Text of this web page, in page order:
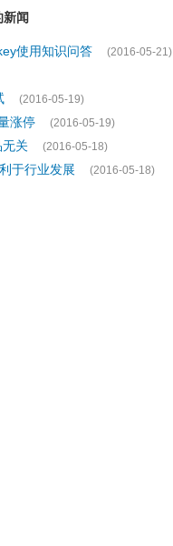
新闻
使用知识问答
(2016-05-21)
(2016-05-19)
涨停
(2016-05-19)
无关
(2016-05-18)
于行业发展 (2016-05-18)